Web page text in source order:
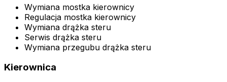
Wymiana mostka kierownicy
Regulacja mostka kierownicy
Wymiana drążka steru
Serwis drążka steru
Wymiana przegubu drążka steru
Kierownica